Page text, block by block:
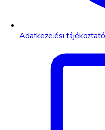
Adatkezelési tájékoztató